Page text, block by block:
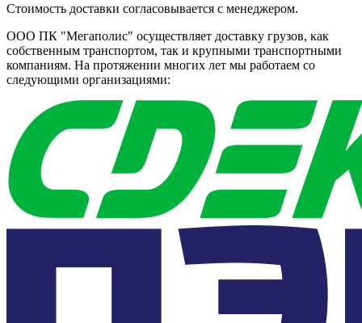
Стоимость доставки согласовывается с менеджером.
ООО ПК "Мегаполис" осуществляет доставку грузов, как
собственным транспортом, так и крупными транспортными
компаниям. На протяжении многих лет мы работаем со
следующими организациями: